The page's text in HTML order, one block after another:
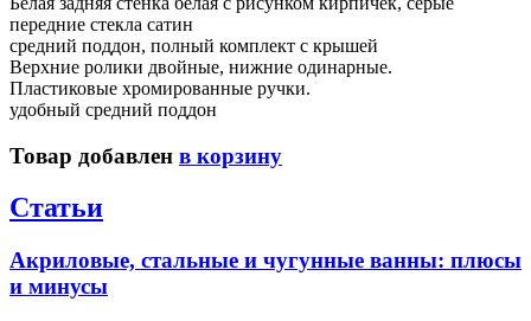
передние стекла сатин
средний поддон, полный комплект с крышей
Верхние ролики двойные, нижние одинарные.
Пластиковые хромированные ручки.
удобный средний поддон
Товар добавлен в корзину
Статьи
Акриловые, стальные и чугунные ванны: плюсы
и минусы